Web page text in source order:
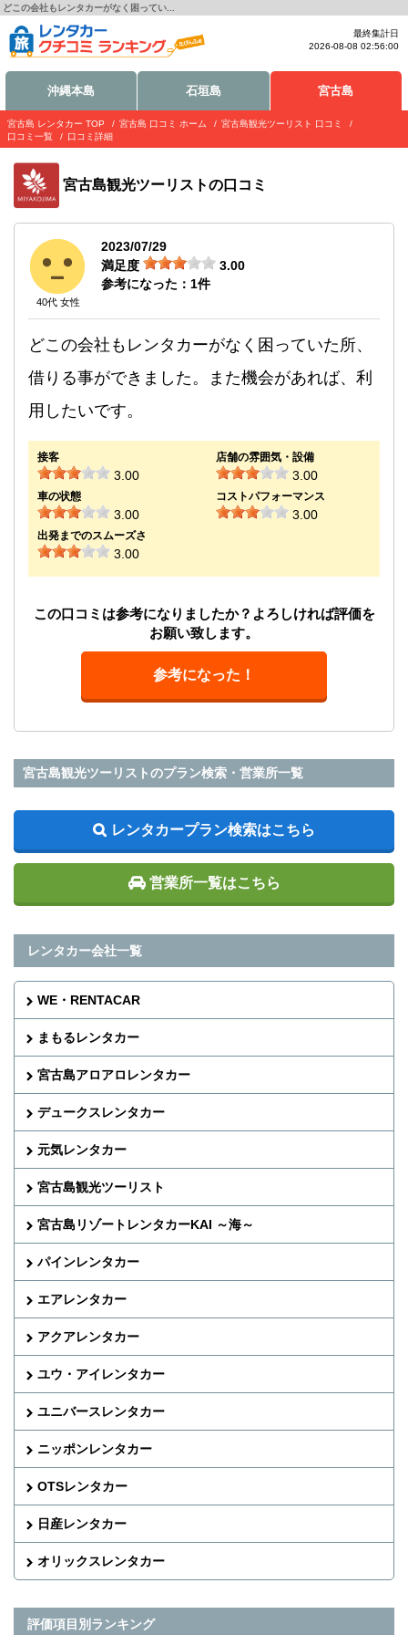
どこの会社もレンタカーがなく困ってい...
最終集計日
2026-08-08 02:56:00
沖縄本島 石垣島 宮古島
宮古島 レンタカー TOP 宮古島 口コミ ホーム
宮古島観光ツーリスト 口コミ
口コミ一覧
口コミ詳細
宮古島観光ツーリストの口コミ
40代 女性
2023/07/29
満足度
3.00
参考になった： 1件
どこの会社もレンタカーがなく困っていた所、
借りる事ができました。また機会があれば、利
用したいです。
接客
3.00
店舗の雰囲気・設備
3.00
車の状態
3.00
コストパフォーマンス
3.00
出発までのスムーズさ
3.00
この口コミは参考になりましたか？よろしければ評価を
お願い致します。
参考になった！
宮古島観光ツーリストのプラン検索・営業所一覧
レンタカープラン検索はこちら
営業所一覧はこちら
レンタカー会社一覧
WE・RENTACAR
まもるレンタカー
宮古島アロアロレンタカー
デュークスレンタカー
元気レンタカー
宮古島観光ツーリスト
宮古島リゾートレンタカーKAI ～海～
パインレンタカー
エアレンタカー
アクアレンタカー
ユウ・アイレンタカー
ユニバースレンタカー
ニッポンレンタカー
OTSレンタカー
日産レンタカー
オリックスレンタカー
評価項目別ランキング